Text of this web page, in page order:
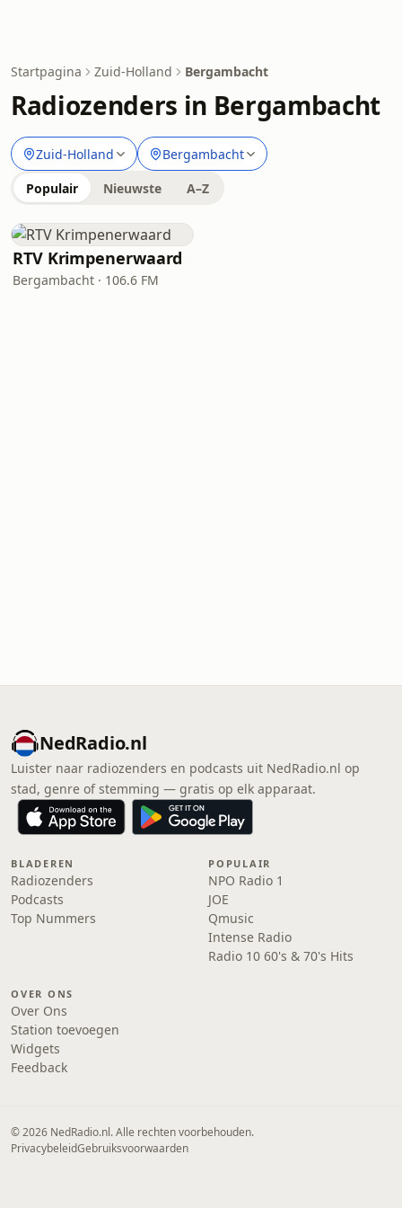
Startpagina Zuid-Holland Bergambacht
Radiozenders in Bergambacht
Zuid-Holland Bergambacht
Populair Nieuwste A–Z
RTV Krimpenerwaard
Bergambacht · 106.6 FM
NedRadio.nl
Luister naar radiozenders en podcasts uit NedRadio.nl op
stad, genre of stemming — gratis op elk apparaat.
BLADEREN
Radiozenders
Podcasts
Top Nummers
POPULAIR
NPO Radio 1
JOE
Qmusic
Intense Radio
Radio 10 60's & 70's Hits
OVER ONS
Over Ons
Station toevoegen
Widgets
Feedback
© 2026 NedRadio.nl. Alle rechten voorbehouden.
PrivacybeleidGebruiksvoorwaarden